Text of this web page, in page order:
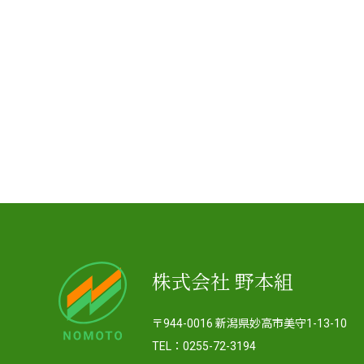
株式会社 野本組
〒944-0016 新潟県妙高市美守1-13-10
TEL：0255-72-3194